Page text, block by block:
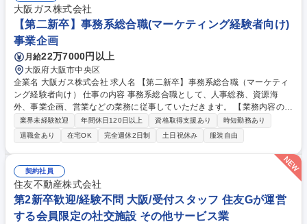
レビュー、検証観点の洗い出し、バグ分析）■プログラム動作仕様の検証
／挙動シミュレーション結果のレビュー、テスト設計と改善提案■開発プ
ロセスの構築、妥当性評価 募集職種 ■【愛知/第二新卒歓迎】飛昇体開発･
製造/ソフトウェアの品質保証
大阪ガス株式会社
【第二新卒】事務系総合職(マーケティング経験者向け)
事業企画
月給22万7000円以上
大阪府大阪市中央区
企業名 大阪ガス株式会社 求人名 【第二新卒】事務系総合職（マーケティ
ング経験者向け） 仕事の内容 事務系総合職として、人事総務、資源海
外、事業企画、営業などの業務に従事していただきます。 【業務内容の一
例】■所属事業部の勤労業務 ■海外に関係する各種業務 ■営業部門の企画ス
タッフ、ルート営業 【キャリアパス】入社後の配属ポジションで一定期間
ご活躍頂いた後、本人の適性及び将来のキャリアを鑑みてジョブローテー
ションを行います。 【育成】OJTでの現場育成や研修カリキュラムを通じ
て、Daigasグループの業務で必要となる知識について学んでいただきま
す。 募集職種 【第二新卒】事務系総合職（マーケティング経験者向け）
業界未経験歓迎 年間休日120日以上 資格取得支援あり
時短勤務あり
退職金あり
在宅OK 完全週休2日制 土日祝休み 服装自由
契約社員
住友不動産株式会社
第2新卒歓迎/経験不問 大阪/受付スタッフ 住友Gが運営
する会員限定の社交施設 その他サービス業